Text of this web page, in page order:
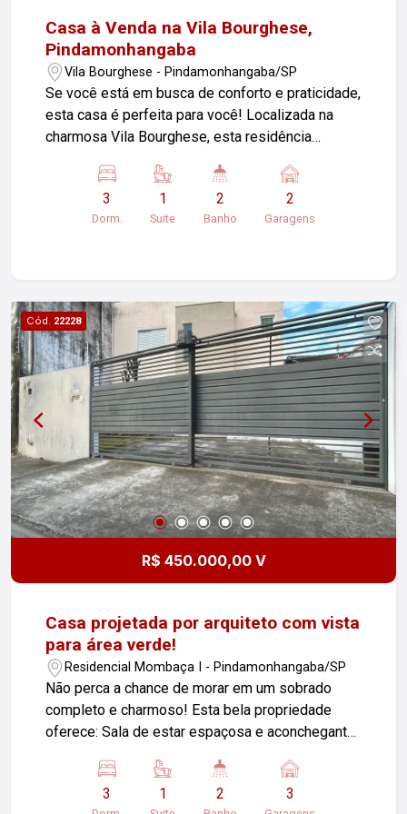
Casa à Venda na Vila Bourghese,
Pindamonhangaba
Vila Bourghese - Pindamonhangaba/SP
Se você está em busca de conforto e praticidade,
esta casa é perfeita para você! Localizada na
charmosa Vila Bourghese, esta residência
Características do Imóvel: Sala de estar
espaçosa, ideal para receber amigos e
familiares. Sala de jantar acolhedora para
perfeita para preparar deliciosas refeições. 2
vagas de garagem, sendo 1 coberta, garantindo
segurança para seus veículos. Aceita
financiamento, facilitando a realização do seu
sonho de casa própria. Não perca a oportunidade
de morar em um dos bairros mais desejados de
Pindamonhangaba. Entre em contato para agendar
uma visita e se encantar com o seu novo lar!
3
Dorm.
1
Suite
2
Banho
2
Garagens
Cód. 22228
R$ 450.000,00 V
Casa projetada por arquiteto com vista
para área verde!
Residencial Mombaça I - Pindamonhangaba/SP
Não perca a chance de morar em um sobrado
completo e charmoso! Esta bela propriedade
oferece: Sala de estar espaçosa e aconchegante
2 banheiros modernos Cozinha equipada e
funcional Área de serviço conveniente Varanda
3 1 2 3